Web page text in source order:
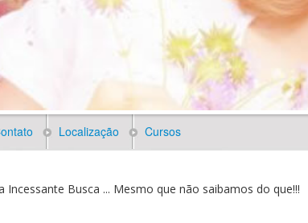
Localização Cursos
Incessante Busca ... Mesmo que não saibamos do que!!!